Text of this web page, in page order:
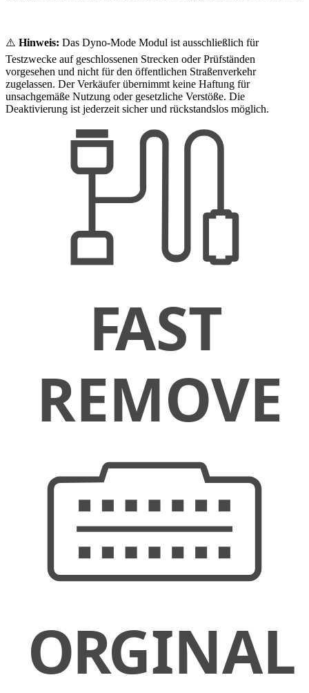
⚠️ Hinweis: Das Dyno-Mode Modul ist ausschließlich für
Testzwecke auf geschlossenen Strecken oder Prüfständen
vorgesehen und nicht für den öffentlichen Straßenverkehr
zugelassen. Der Verkäufer übernimmt keine Haftung für
unsachgemäße Nutzung oder gesetzliche Verstöße. Die
Deaktivierung ist jederzeit sicher und rückstandslos möglich.